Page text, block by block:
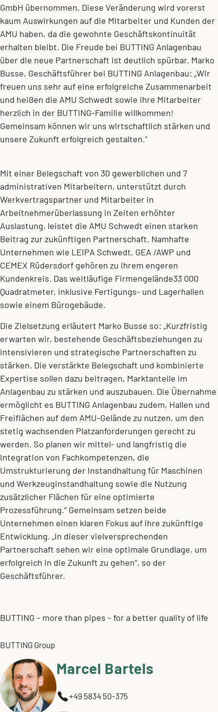
GmbH übernommen. Diese Veränderung wird vorerst
kaum Auswirkungen auf die Mitarbeiter und Kunden der
AMU haben, da die gewohnte Geschäftskontinuität
erhalten bleibt. Die Freude bei BUTTING Anlagenbau
über die neue Partnerschaft ist deutlich spürbar. Marko
Busse, Geschäftsführer bei BUTTING Anlagenbau: „Wir
freuen uns sehr auf eine erfolgreiche Zusammenarbeit
und heißen die AMU Schwedt sowie ihre Mitarbeiter
herzlich in der BUTTING-Familie willkommen!
Gemeinsam können wir uns wirtschaftlich stärken und
unsere Zukunft erfolgreich gestalten."
Mit einer Belegschaft von 30 gewerblichen und 7
administrativen Mitarbeitern, unterstützt durch
Werkvertragspartner und Mitarbeiter in
Arbeitnehmerüberlassung in Zeiten erhöhter
Auslastung, leistet die AMU Schwedt einen starken
Beitrag zur zukünftigen Partnerschaft. Namhafte
Unternehmen wie LEIPA Schwedt, GEA /AWP und
CEMEX Rüdersdorf gehören zu ihrem engeren
Kundenkreis. Das weitläufige Firmengelände33 000
Quadratmeter, inklusive Fertigungs- und Lagerhallen
sowie einem Bürogebäude.
Die Zielsetzung erläutert Marko Busse so: „Kurzfristig
erwarten wir, bestehende Geschäftsbeziehungen zu
intensivieren und strategische Partnerschaften zu
stärken. Die verstärkte Belegschaft und kombinierte
Expertise sollen dazu beitragen, Marktanteile im
Anlagenbau zu stärken und auszubauen. Die Übernahme
ermöglicht es BUTTING Anlagenbau zudem, Hallen und
Freiflächen auf dem AMU-Gelände zu nutzen, um den
stetig wachsenden Platzanforderungen gerecht zu
werden. So planen wir mittel- und langfristig die
Integration von Fachkompetenzen, die
Umstrukturierung der Instandhaltung für Maschinen
und Werkzeuginstandhaltung sowie die Nutzung
zusätzlicher Flächen für eine optimierte
Prozessführung.“ Gemeinsam setzen beide
Unternehmen einen klaren Fokus auf ihre zukünftige
Entwicklung. „In dieser vielversprechenden
Partnerschaft sehen wir eine optimale Grundlage, um
erfolgreich in die Zukunft zu gehen“, so der
Geschäftsführer.
BUTTING – more than pipes – for a better quality of life
BUTTING Group
Marcel Bartels
+49 5834 50-375